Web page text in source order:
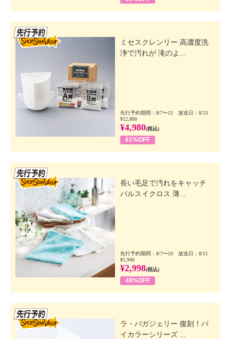
ミセスクレンリー 高濃度洗
浄で汚れが 滝のよ...
先行予約期間：8/7〜12 放送日：8/13
¥12,800
¥4,980(税込)
61%OFF
長い毛足で汚れをキャッチ
パルスイクロス 薄...
先行予約期間：8/7〜10 放送日：8/11
¥5,940
¥2,998(税込)
49%OFF
ラ・バガジェリー 復刻！バ
イカラーシリーズ ...